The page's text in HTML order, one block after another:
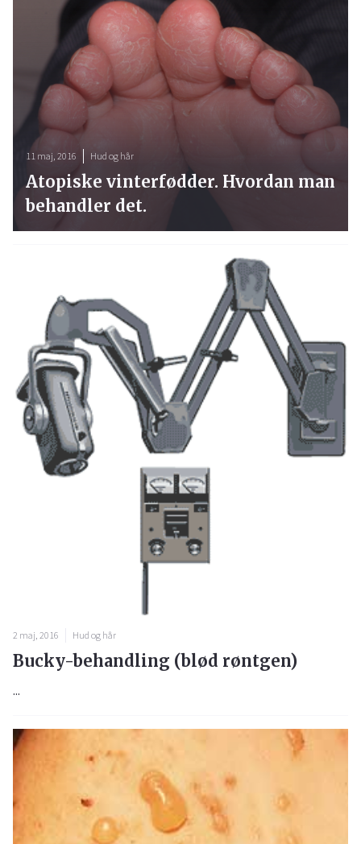
11 maj, 2016 Hud og hår
Atopiske vinterfødder. Hvordan man
behandler det.
2 maj, 2016 Hud og hår
Bucky-behandling (blød røntgen)
...